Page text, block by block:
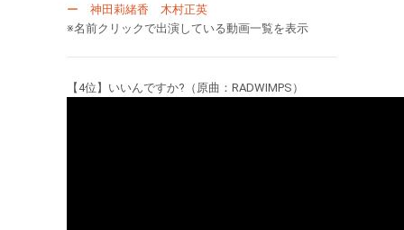
ー
神田莉緒香
木村正英
※名前クリックで出演している動画一覧を表示
【4位】いいんですか?（原曲：RADWIMPS）